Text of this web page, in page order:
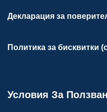
Декларация за
Политика за бисквитки
Условия За